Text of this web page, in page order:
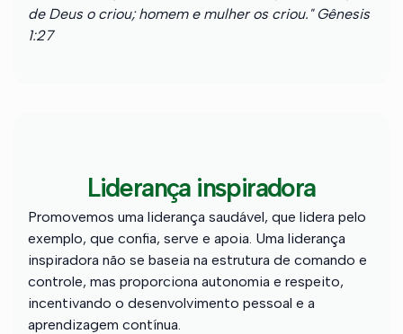
de Deus o criou; homem e mulher os criou." Gênesis
1:27
Liderança inspiradora
Promovemos uma liderança saudável, que lidera pelo
exemplo, que confia, serve e apoia. Uma liderança
inspiradora não se baseia na estrutura de comando e
controle, mas proporciona autonomia e respeito,
incentivando o desenvolvimento pessoal e a
aprendizagem contínua.